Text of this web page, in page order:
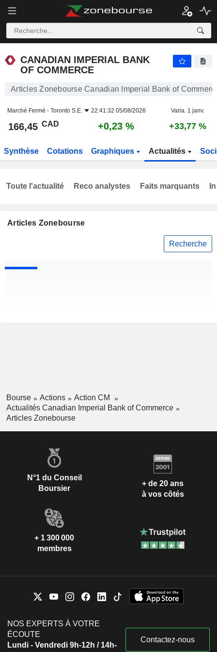
CANADIAN IMPERIAL BANK
OF COMMERCE
Articles Zonebourse Canadian Imperial Bank of
Marché Fermé - Toronto S.E. 22:41:32 05/08/2026 Varia. 1 janv.
166,45 CAD +0,23 % +33,77 %
Synthèse Cotations Graphiques Actualités
Articles Zonebourse
Recherche
Toute l'actualité Reco analystes Faits marquants
Bourse Actions
Action CM
Actualités Canadian Imperial Bank of Commerce
Articles Zonebourse
N°1 du Conseil
Boursier
+ de 20 ans
à vos côtés
+ 1 300 000
membres
NOS EXPERTS À VOTRE
ÉCOUTE
Lundi - Vendredi 9h-12h / 14h-
Contactez-nous